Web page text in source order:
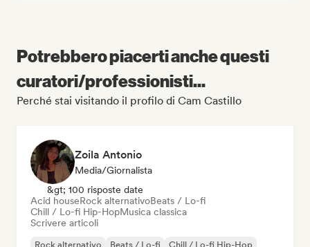
Potrebbero piacerti anche questi
curatori/professionisti...
Perché stai visitando il profilo di Cam Castillo
Zoila Antonio
Media/Giornalista
&gt; 100 risposte date
Acid houseRock alternativoBeats / Lo-fi
Chill / Lo-fi Hip-HopMusica classica
Scrivere articoli
Rock alternativo Beats / Lo-fi Chill / Lo-fi Hip-Hop